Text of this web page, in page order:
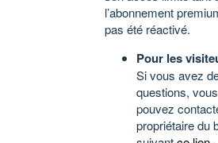
l’abonnement
pas été réactivé.
Pour les
Si vous avez
questions, vous
pouvez
propriétaire du